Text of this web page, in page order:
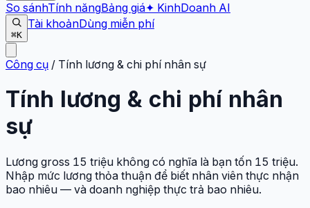
So sánhTính năngBảng giá✦ KinhDoanh AI
⌘K
Tài khoảnDùng miễn phí
Công cụ / Tính lương & chi phí nhân sự
Tính lương & chi phí nhân
sự
Lương gross 15 triệu không có nghĩa là bạn tốn 15 triệu.
Nhập mức lương thỏa thuận để biết nhân viên thực nhận
bao nhiêu — và doanh nghiệp thực trả bao nhiêu.